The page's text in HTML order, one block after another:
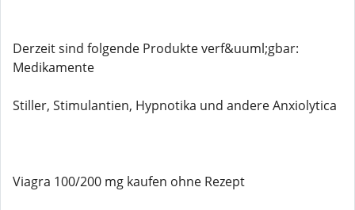
Derzeit sind folgende Produkte verf&uuml;gbar:
Medikamente
Stiller, Stimulantien, Hypnotika und andere Anxiolytica
Viagra 100/200 mg kaufen ohne Rezept